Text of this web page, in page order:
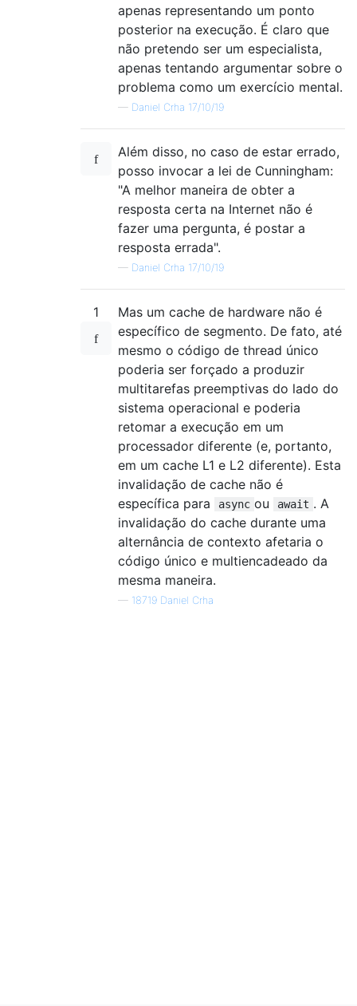
apenas representando um ponto
posterior na execução. É claro que
não pretendo ser um especialista,
apenas tentando argumentar sobre o
problema como um exercício mental.
— Daniel Crha 17/10/19
Além disso, no caso de estar errado,
posso invocar a lei de Cunningham:
"A melhor maneira de obter a
resposta certa na Internet não é
fazer uma pergunta, é postar a
resposta errada".
— Daniel Crha 17/10/19
1
Mas um cache de hardware não é
específico de segmento. De fato, até
mesmo o código de thread único
poderia ser forçado a produzir
multitarefas preemptivas do lado do
sistema operacional e poderia
retomar a execução em um
processador diferente (e, portanto,
em um cache L1 e L2 diferente). Esta
invalidação de cache não é
específica para
async ou await . A
invalidação do cache durante uma
alternância de contexto afetaria o
código único e multiencadeado da
mesma maneira.
— 18719 Daniel Crha